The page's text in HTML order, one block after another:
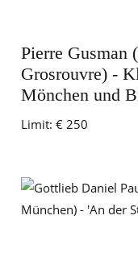
Pierre Gusman
Grosrouvre) -
Mönchen und
Limit: € 250